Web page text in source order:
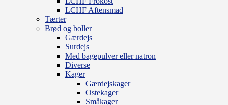
LCHF Aftensmad
Tærter
Brød og boller
Gærdejs
Surdejs
Med bagepulver eller natron
Diverse
Kager
Gærdejskager
Ostekager
Småkager